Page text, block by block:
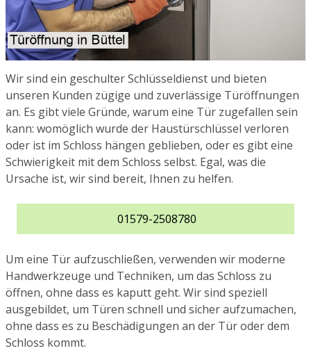
Wir sind ein geschulter Schlüsseldienst und bieten
unseren Kunden zügige und zuverlässige Türöffnungen
an. Es gibt viele Gründe, warum eine Tür zugefallen sein
kann: womöglich wurde der Haustürschlüssel verloren
oder ist im Schloss hängen geblieben, oder es gibt eine
Schwierigkeit mit dem Schloss selbst. Egal, was die
Ursache ist, wir sind bereit, Ihnen zu helfen.
01579-2508780
Um eine Tür aufzuschließen, verwenden wir moderne
Handwerkzeuge und Techniken, um das Schloss zu
öffnen, ohne dass es kaputt geht. Wir sind speziell
ausgebildet, um Türen schnell und sicher aufzumachen,
ohne dass es zu Beschädigungen an der Tür oder dem
Schloss kommt.